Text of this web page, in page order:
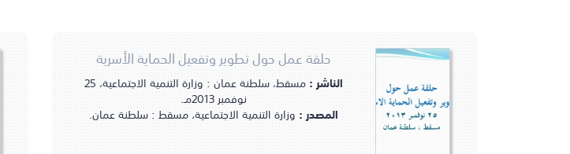
حلقة عمل حول تطوير وتفعيل الحماية الأسرية
الناشر : مسقط، سلطنة عمان : وزارة التنمية الاجتماعية، 25
نوفمبر 2013مـ.
المصدر : وزارة التنمية الاجتماعية، مسقط : سلطنة عمان.